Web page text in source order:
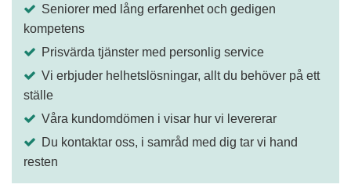
Seniorer med lång erfarenhet och gedigen
kompetens
Prisvärda tjänster med personlig service
Vi erbjuder helhetslösningar, allt du behöver på ett
ställe
Våra kundomdömen i visar hur vi levererar
Du kontaktar oss, i samråd med dig tar vi hand
resten